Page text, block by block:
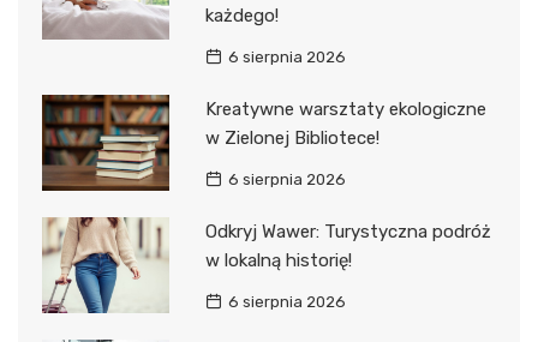
każdego!
6 sierpnia 2026
Kreatywne warsztaty ekologiczne
w Zielonej Bibliotece!
6 sierpnia 2026
Odkryj Wawer: Turystyczna podróż
w lokalną historię!
6 sierpnia 2026